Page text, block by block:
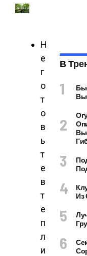
Н
е
г
о
т
о
в
ь
т
е
в
т
е
п
л
и
В
Из